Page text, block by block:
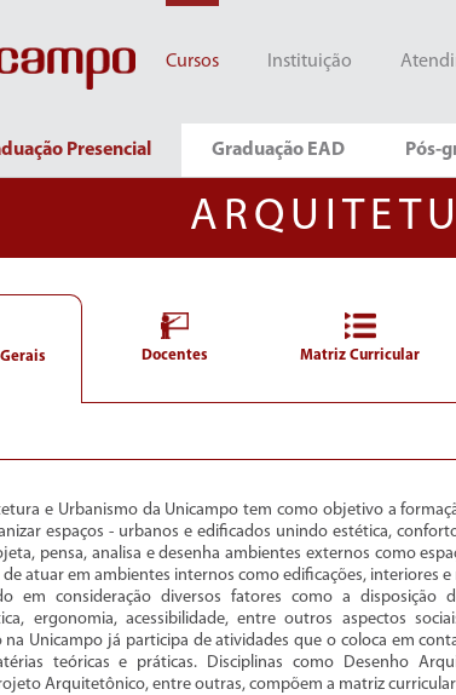
Cursos
Presencial Graduação EAD Pós-
Instituição
Docentes Matriz Curricular
e Urbanismo da Unicampo tem como objetivo a
espaços - urbanos e edificados unindo estética,
pensa, analisa e desenha ambientes externos como
de atuar em ambientes internos como edificações, interiores
em consideração diversos fatores como a disposição
ergonomia, acessibilidade, entre outros aspectos
na Unicampo já participa de atividades que o coloca em
teóricas e práticas. Disciplinas como Desenho
Arquitetônico, entre outras, compõem a matriz